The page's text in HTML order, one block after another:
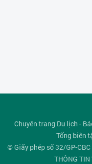
Chuyên trang Du lịch -
Tổng biên
© Giấy phép số 32/GP-
THÔNG TIN